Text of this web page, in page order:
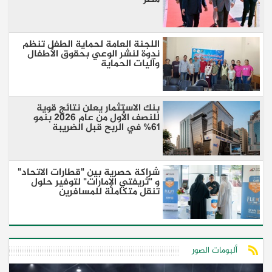
اللجنة العامة لحماية الطفل تنظم
ندوة لنشر الوعي بحقوق الأطفال
وآليات الحماية
بنك الاستثمار يعلن نتائج قوية
للنصف الأول من عام 2026 بنمو
61% في الربح قبل الضريبة
شراكة حصرية بين "قطارات الاتحاد"
و "ثريفتي الإمارات" لتوفير حلول
تنقل متكاملة للمسافرين
ألبومات الصور